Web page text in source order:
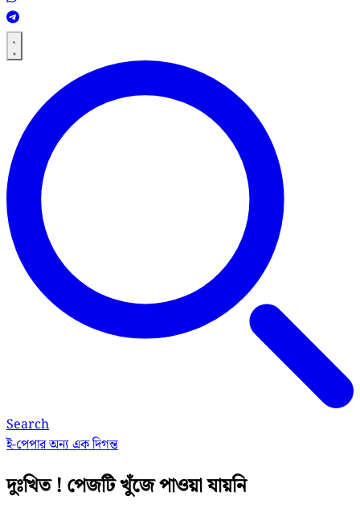
Search
ই-পেপারঅন্য এক দিগন্ত
দুঃখিত ! পেজটি খুঁজে পাওয়া যায়নি